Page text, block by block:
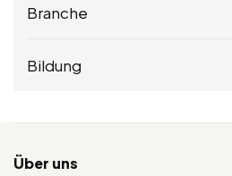
Branche
Bildung
Über uns